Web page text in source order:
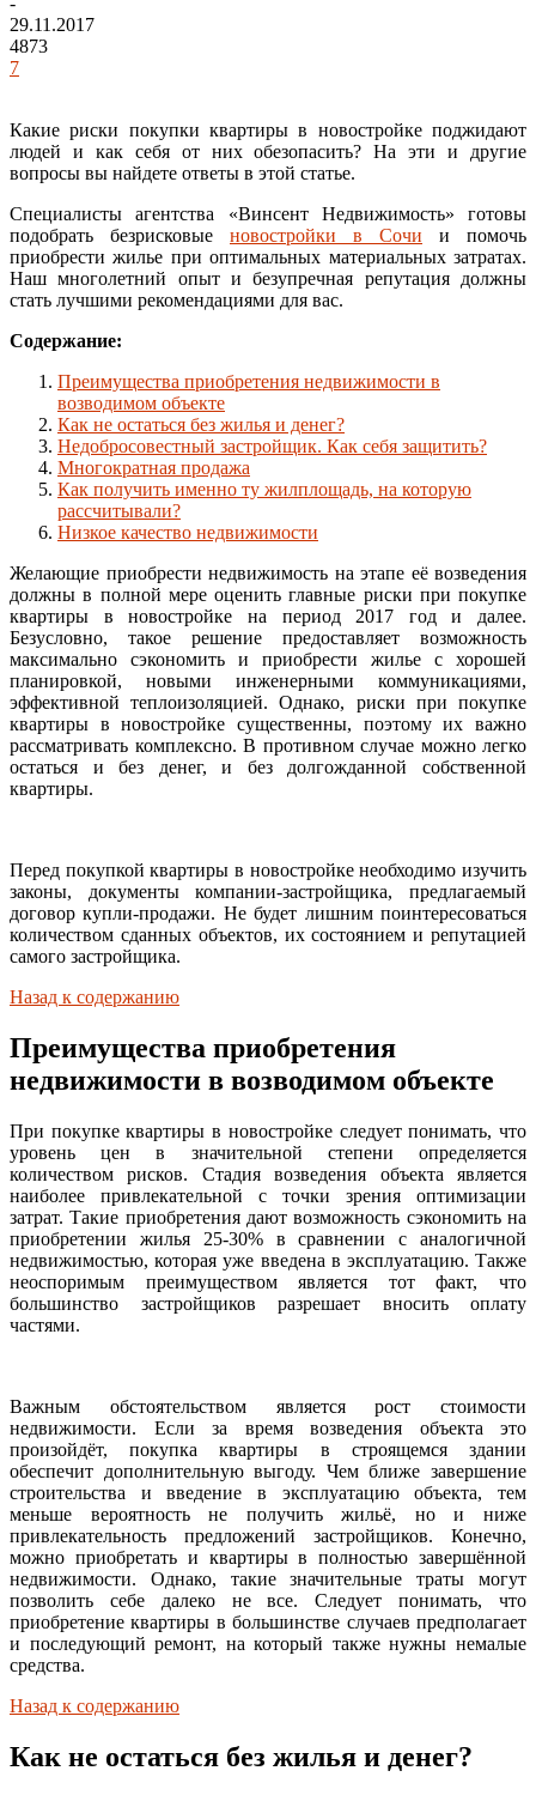
29.11.2017
4873
7
Какие риски покупки квартиры в новостройке поджидают
людей и как себя от них обезопасить? На эти и другие
вопросы вы найдете ответы в этой статье.
Специалисты агентства «Винсент Недвижимость» готовы
подобрать безрисковые новостройки в Сочи и помочь
приобрести жилье при оптимальных материальных затратах.
Наш многолетний опыт и безупречная репутация должны
стать лучшими рекомендациями для вас.
Содержание:
Преимущества приобретения недвижимости в
возводимом объекте
Как не остаться без жилья и денег?
Недобросовестный застройщик. Как себя защитить?
Многократная продажа
Как получить именно ту жилплощадь, на которую
рассчитывали?
Низкое качество недвижимости
Желающие приобрести недвижимость на этапе её возведения
должны в полной мере оценить главные риски при покупке
квартиры в новостройке на период 2017 год и далее.
Безусловно, такое решение предоставляет возможность
максимально сэкономить и приобрести жилье с хорошей
планировкой, новыми инженерными коммуникациями,
эффективной теплоизоляцией. Однако, риски при покупке
квартиры в новостройке существенны, поэтому их важно
рассматривать комплексно. В противном случае можно легко
остаться и без денег, и без долгожданной собственной
квартиры.
Перед покупкой квартиры в новостройке необходимо изучить
законы, документы компании-застройщика, предлагаемый
договор купли-продажи. Не будет лишним поинтересоваться
количеством сданных объектов, их состоянием и репутацией
самого застройщика.
Назад к содержанию
Преимущества приобретения
недвижимости в возводимом объекте
При покупке квартиры в новостройке следует понимать, что
уровень цен в значительной степени определяется
количеством рисков. Стадия возведения объекта является
наиболее привлекательной с точки зрения оптимизации
затрат. Такие приобретения дают возможность сэкономить на
приобретении жилья 25-30% в сравнении с аналогичной
недвижимостью, которая уже введена в эксплуатацию. Также
неоспоримым преимуществом является тот факт, что
большинство застройщиков разрешает вносить оплату
частями.
Важным обстоятельством является рост стоимости
недвижимости. Если за время возведения объекта это
произойдёт, покупка квартиры в строящемся здании
обеспечит дополнительную выгоду. Чем ближе завершение
строительства и введение в эксплуатацию объекта, тем
меньше вероятность не получить жильё, но и ниже
привлекательность предложений застройщиков. Конечно,
можно приобретать и квартиры в полностью завершённой
недвижимости. Однако, такие значительные траты могут
позволить себе далеко не все. Следует понимать, что
приобретение квартиры в большинстве случаев предполагает
и последующий ремонт, на который также нужны немалые
средства.
Назад к содержанию
Как не остаться без жилья и денег?